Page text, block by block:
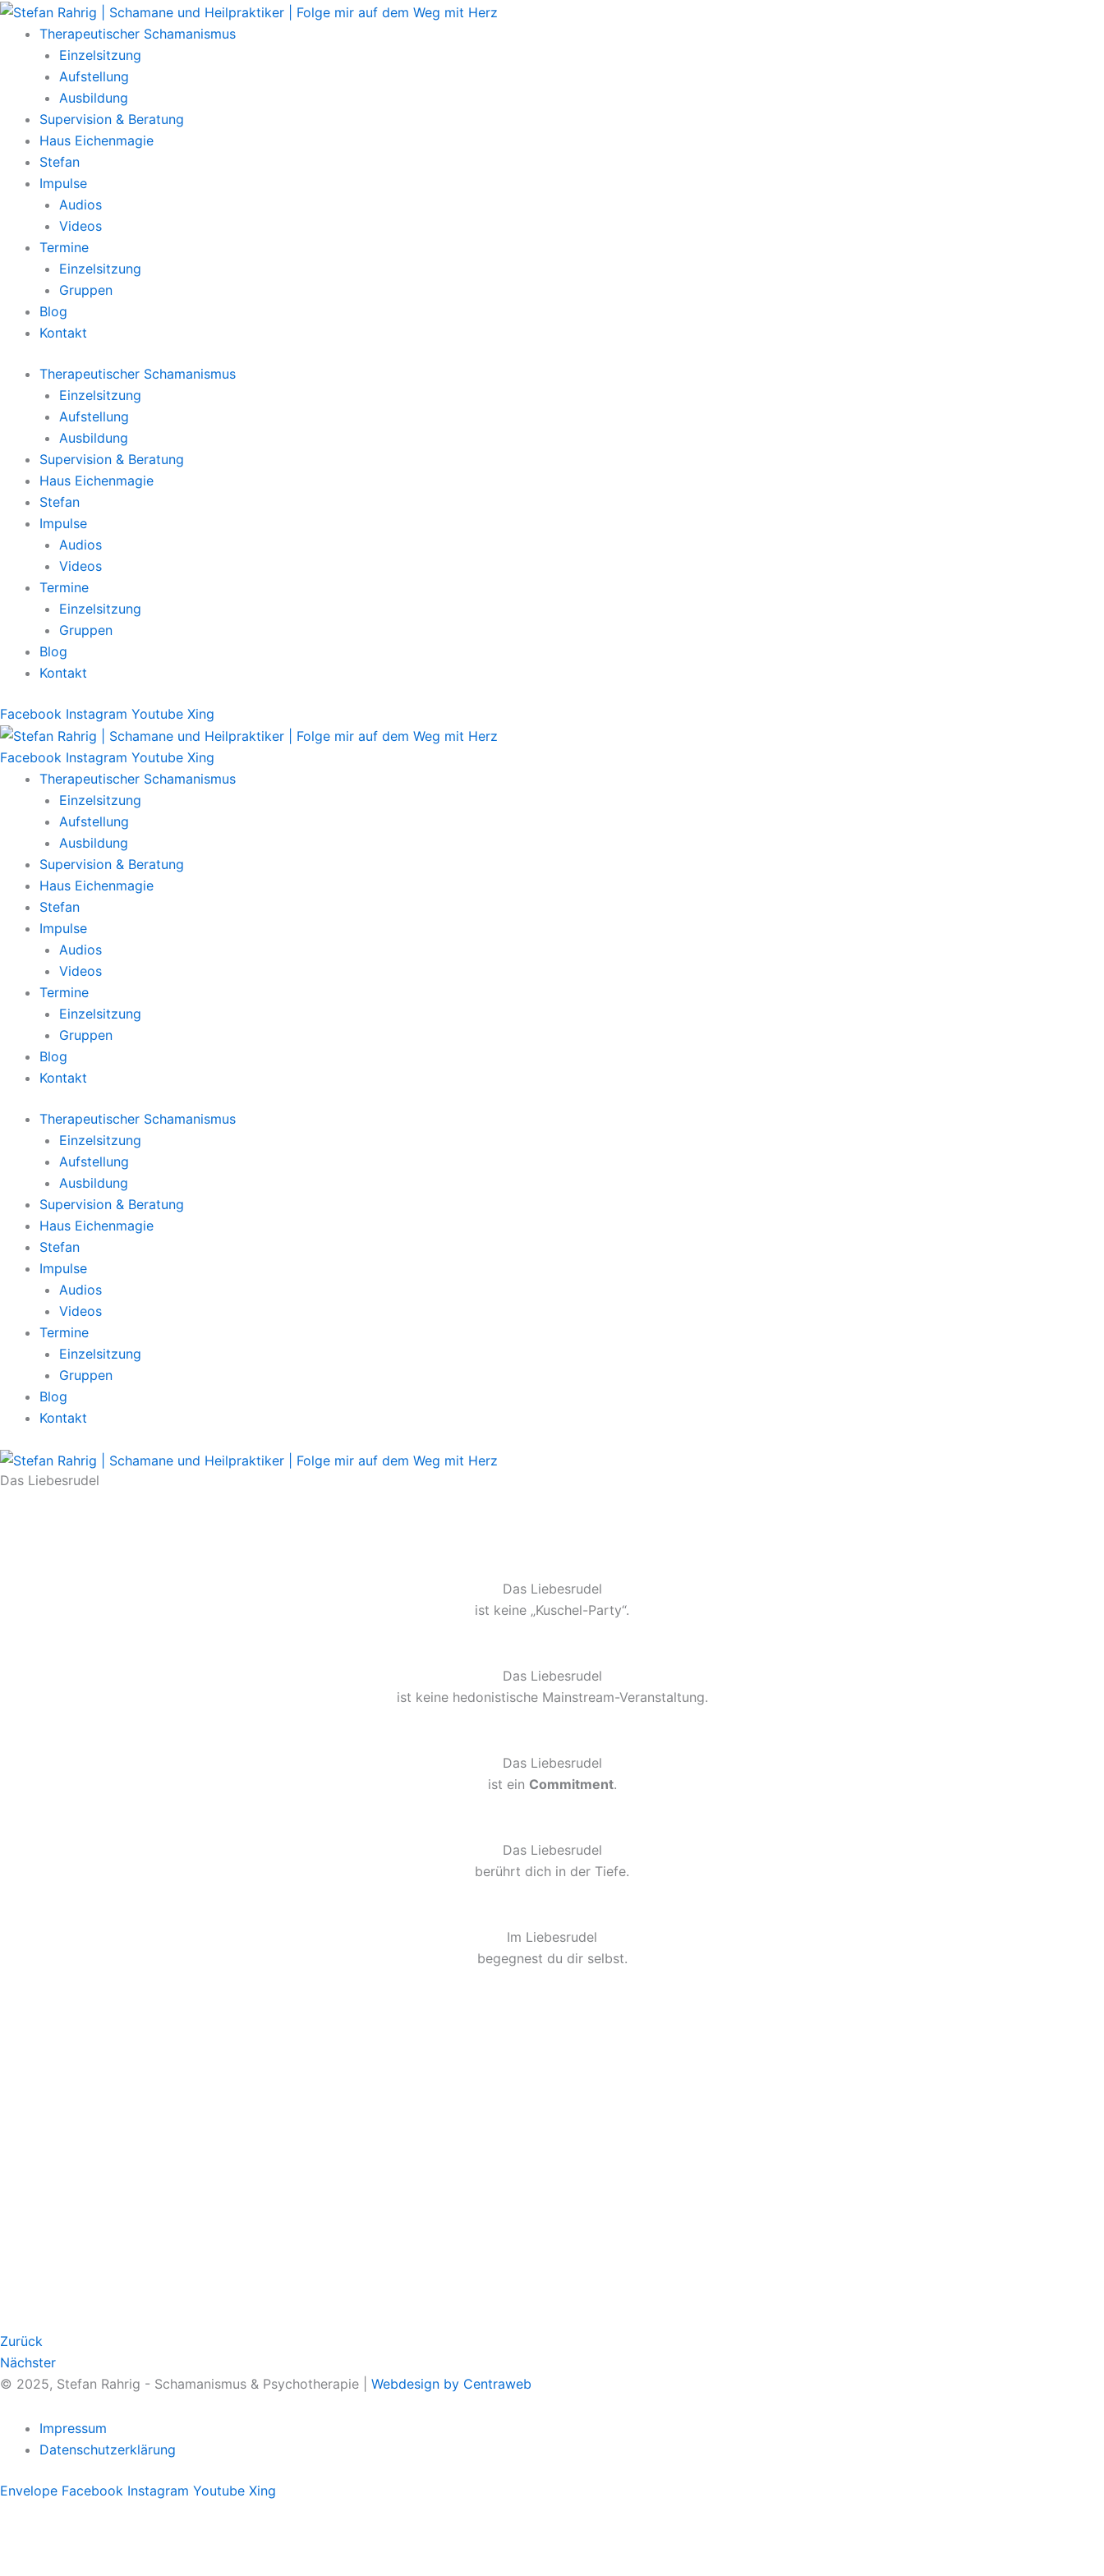
Zum
Inhalt
springen
Therapeutischer Schamanismus
Einzelsitzung
Aufstellung
Ausbildung
Supervision & Beratung
Haus Eichenmagie
Stefan
Impulse
Audios
Videos
Termine
Einzelsitzung
Gruppen
Blog
Kontakt
Therapeutischer Schamanismus
Einzelsitzung
Aufstellung
Ausbildung
Supervision & Beratung
Haus Eichenmagie
Stefan
Impulse
Audios
Videos
Termine
Einzelsitzung
Gruppen
Blog
Kontakt
Facebook Instagram Youtube Xing
Facebook Instagram Youtube Xing
Therapeutischer Schamanismus
Einzelsitzung
Aufstellung
Ausbildung
Supervision & Beratung
Haus Eichenmagie
Stefan
Impulse
Audios
Videos
Termine
Einzelsitzung
Gruppen
Blog
Kontakt
Therapeutischer Schamanismus
Einzelsitzung
Aufstellung
Ausbildung
Supervision & Beratung
Haus Eichenmagie
Stefan
Impulse
Audios
Videos
Termine
Einzelsitzung
Gruppen
Blog
Kontakt
Das Liebesrudel
Das Liebesrudel
ist keine „Kuschel-Party“.
Das Liebesrudel
ist keine hedonistische Mainstream-Veranstaltung.
Das Liebesrudel
ist ein Commitment.
Das Liebesrudel
berührt dich in der Tiefe.
Im Liebesrudel
begegnest du dir selbst.
Zurück
Nächster
© 2025, Stefan Rahrig - Schamanismus & Psychotherapie | Webdesign by Centraweb
Impressum
Datenschutzerklärung
Envelope Facebook Instagram Youtube Xing
Main
Menu